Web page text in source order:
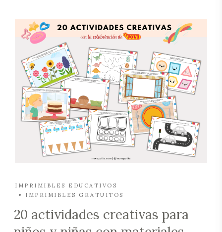
IMPRIMIBLES EDUCATIVOS
IMPRIMIBLES GRATUITOS
20 actividades creativas para